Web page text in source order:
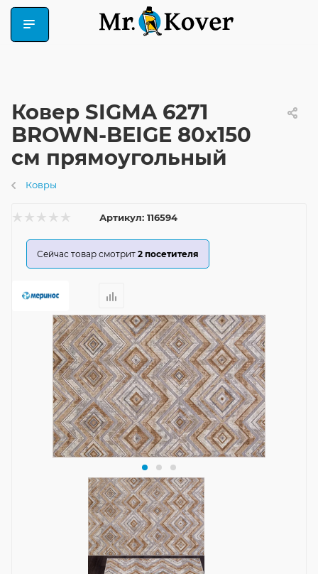
Ковер SIGMA 6271
BROWN-BEIGE 80x150
см прямоугольный
Ковры
Артикул: 116594
Сейчас товар смотрит 2 посетителя